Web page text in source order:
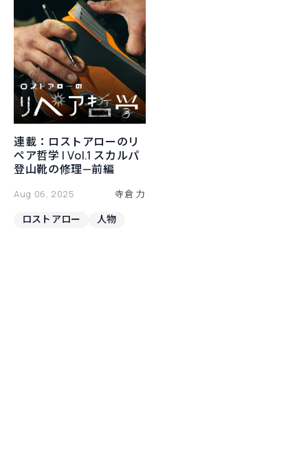
連載：ロストアローのリ
ペア哲学 | Vol.1 スカルパ
登山靴の修理—前編
Aug 06, 2025 寺倉 力
ロストアロー 人物